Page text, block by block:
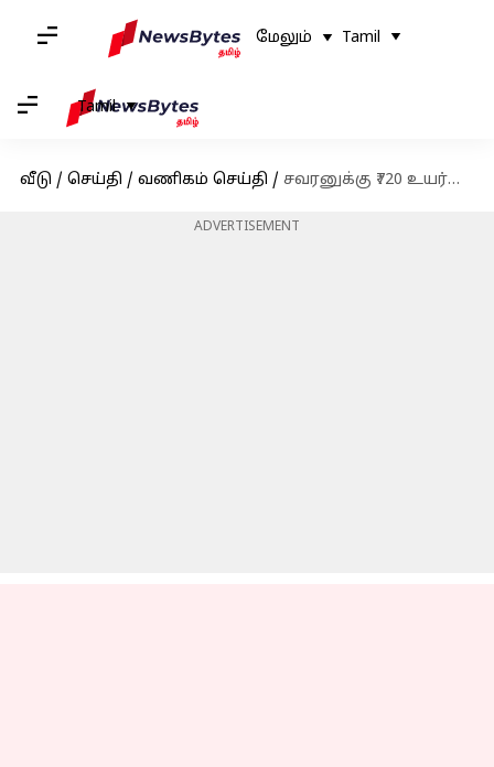
மேலும் Tamil
Tamil
வீடு / செய்தி / வணிகம் செய்தி / சவரனுக்கு ₹720 உயர்வு; இன்றைய (செப்டம்பர் 27) தங்கம் வெள்ளி விலை நிலவரம்
ADVERTISEMENT